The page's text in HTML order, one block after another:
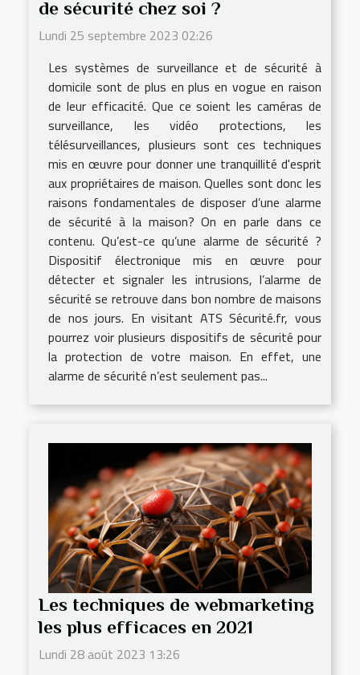
de sécurité chez soi ?
Lundi 25 septembre 2023 02:26
Les systèmes de surveillance et de sécurité à
domicile sont de plus en plus en vogue en raison
de leur efficacité. Que ce soient les caméras de
surveillance, les vidéo protections, les
télésurveillances, plusieurs sont ces techniques
mis en œuvre pour donner une tranquillité d'esprit
aux propriétaires de maison. Quelles sont donc les
raisons fondamentales de disposer d’une alarme
de sécurité à la maison? On en parle dans ce
contenu. Qu’est-ce qu’une alarme de sécurité ?
Dispositif électronique mis en œuvre pour
détecter et signaler les intrusions, l’alarme de
sécurité se retrouve dans bon nombre de maisons
de nos jours. En visitant ATS Sécurité.fr, vous
pourrez voir plusieurs dispositifs de sécurité pour
la protection de votre maison. En effet, une
alarme de sécurité n’est seulement pas...
Les techniques de webmarketing
les plus efficaces en 2021
Lundi 28 août 2023 13:26